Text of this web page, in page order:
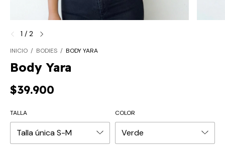
1 / 2
INICIO / BODIES / BODY YARA
Body Yara
$39.900
TALLA COLOR